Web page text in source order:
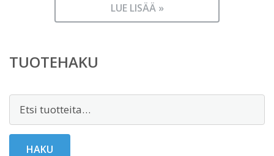
LUE LISÄÄ »
TUOTEHAKU
Etsi:
HAKU